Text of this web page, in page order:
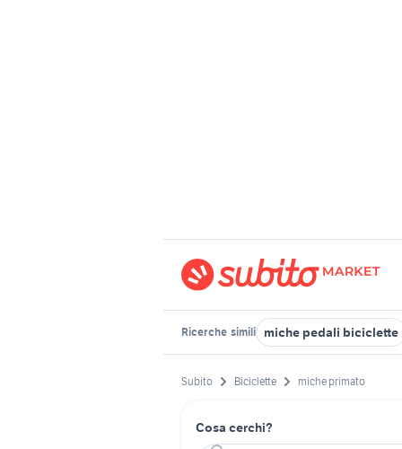
Ricerche simili miche pedali biciclette
Subito Biciclette miche primato
Cosa cerchi?